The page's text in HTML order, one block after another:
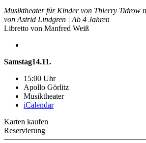
Musiktheater für Kinder von Thierry Tidrow
von Astrid Lindgren | Ab 4 Jahren
Libretto von Manfred Weiß
Samstag14.11.
15:00 Uhr
Apollo Görlitz
Musiktheater
iCalendar
Karten kaufen
Reservierung